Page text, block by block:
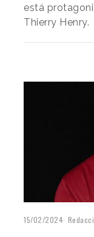
está
Thierry Henry.
15/02/2024